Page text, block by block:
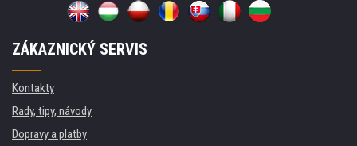
ZÁKAZNICKÝ SERVIS
Kontakty
Rady, tipy, návody
Dopravy a platby